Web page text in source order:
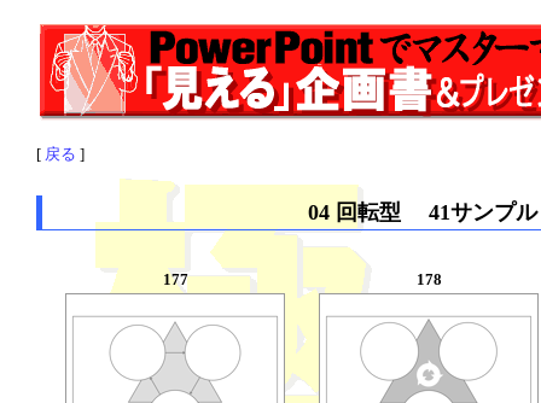
[ 戻る ]
04 回転型 41サンプル
177 178